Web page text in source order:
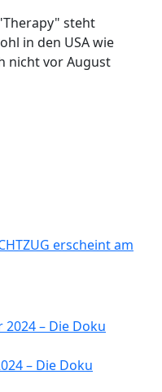
steht
in den USA wie
nicht vor August
erscheint am
– Die Doku